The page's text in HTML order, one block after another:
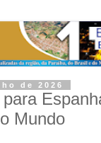
de 2026
Mundo